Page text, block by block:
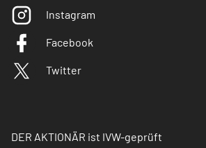
Instagram
Facebook
Twitter
DER AKTIONÄR ist IVW-geprüft